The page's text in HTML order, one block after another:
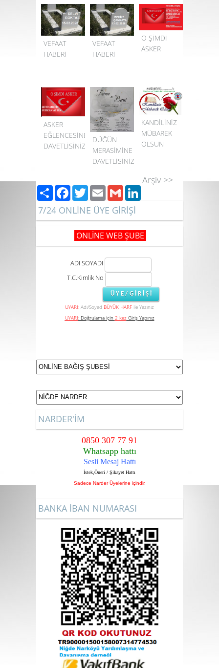
VEFAAT
HABERİ
VEFAAT
HABERİ
O ŞİMDİ
ASKER
ASKER
EĞLENCESİNE
DAVETLİSİNİZ
DÜĞÜN
MERASİMİNE
DAVETLİSİNİZ
KANDİLİNİZ
MÜBAREK
OLSUN
Arşiv >>
PaylaşFacebook
TwitterEmailGmail LinkedIn
7/24 ONLİNE ÜYE GİRİŞİ
ONLİNE WEB ŞUBE
ADI SOYADI
T.C.Kimlik No
UYARI: Adı/Soyad BÜYÜK HARF ile Yazınız
UYARI:Doğrulama için 2 kez Giriş Yapınız
NARDER'İM
0850 307 77 91
Whatsapp hattı
Sesli Mesaj Hattı
İstek,Öneri / Şikayet Hattı
Sadece Narder Üyelerine içindir.
BANKA İBAN NUMARASI